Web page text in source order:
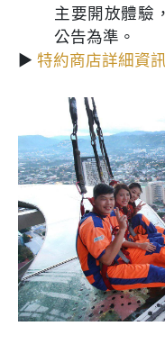
主要開放體驗
公告為準。
▶ 特約商店詳細資訊